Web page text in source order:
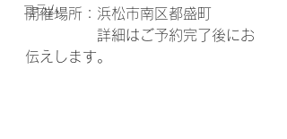
コラム
開催場所：浜松市南区都盛町
詳細はご予約完了後にお
伝えします。